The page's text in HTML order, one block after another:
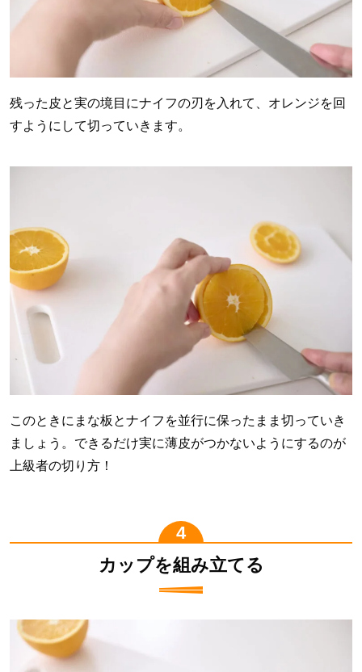
残った皮と実の境目にナイフの刃を入れて、オレンジを回
すようにして切っていきます。
このときにまな板とナイフを並行に保ったまま切っていき
ましょう。できるだけ実に薄皮がつかないようにするのが
上級者の切り方！
カップを組み立てる